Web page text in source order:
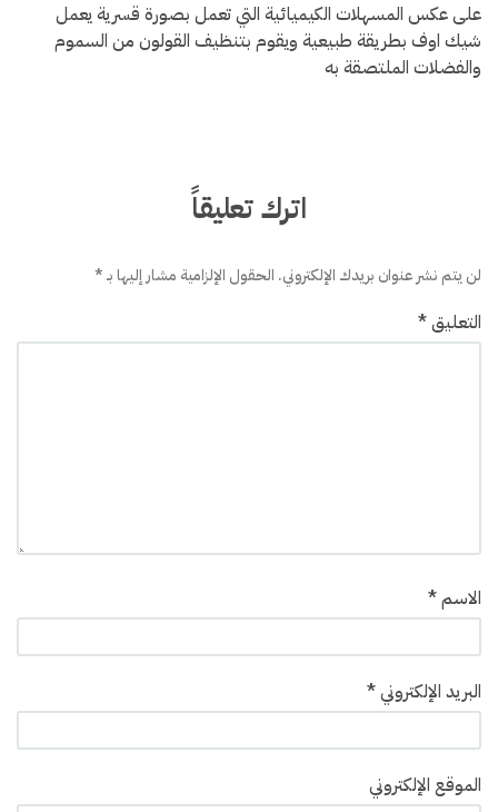
على عكس المسهلات الكيميائية التي تعمل بصورة قسرية يعمل
شيك اوف بطريقة طبيعية ويقوم بتنظيف القولون من السموم
والفضلات الملتصقة به
اترك تعليقاً
لن يتم نشر عنوان بريدك الإلكتروني. الحقول الإلزامية مشار إليها بـ*
التعليق*
الاسم*
البريد الإلكتروني*
الموقع الإلكتروني